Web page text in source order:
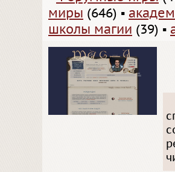
миры (646) ▪
школы магии (39) ▪